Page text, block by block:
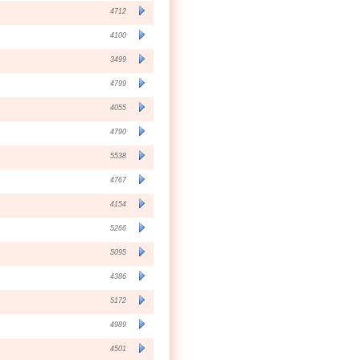
4712
4100
3499
4799
4055
4790
5538
4767
4154
5266
5095
4386
5172
4989
4501